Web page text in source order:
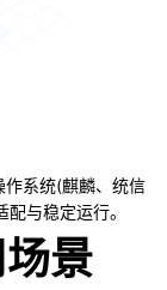
系统(麒麟、统信
与稳定运行。
景